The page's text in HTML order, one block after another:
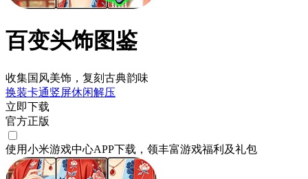
百变头饰图鉴
收集国风美饰，复刻古典韵味
换装卡通竖屏休闲解压
立即下载
官方正版
使用小米游戏中心APP下载 ，领丰富游戏福利 及礼包